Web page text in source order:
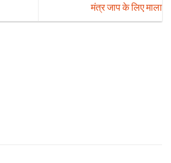
मंत्र जाप के लिए माला